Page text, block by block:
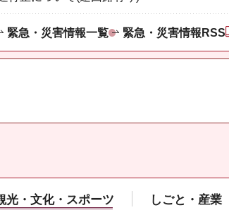
緊急・災害情報一覧 緊急・災害情報RSS
光・文化・スポーツ しごと・産業